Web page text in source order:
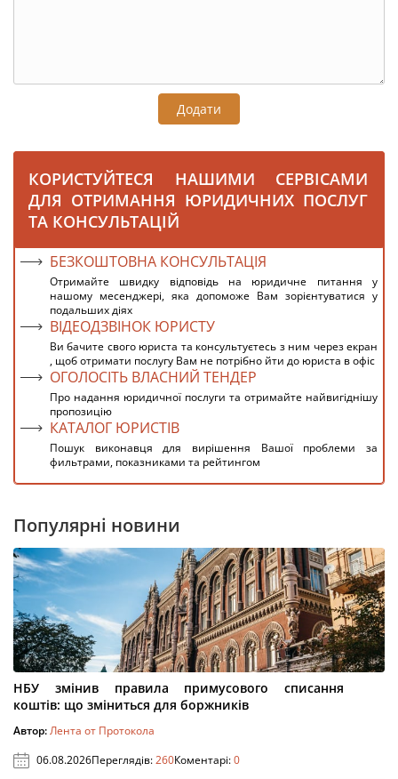
Додати
КОРИСТУЙТЕСЯ НАШИМИ СЕРВІСАМИ
ДЛЯ ОТРИМАННЯ ЮРИДИЧНИХ ПОСЛУГ
ТА КОНСУЛЬТАЦІЙ
БЕЗКОШТОВНА КОНСУЛЬТАЦІЯ
Отримайте швидку відповідь на юридичне питання у
нашому месенджері, яка допоможе Вам зорієнтуватися у
подальших діях
ВІДЕОДЗВІНОК ЮРИСТУ
Ви бачите свого юриста та консультуєтесь з ним через екран
, щоб отримати послугу Вам не потрібно йти до юриста в офіс
ОГОЛОСІТЬ ВЛАСНИЙ ТЕНДЕР
Про надання юридичної послуги та отримайте найвигіднішу
пропозицію
КАТАЛОГ ЮРИСТІВ
Пошук виконавця для вирішення Вашої проблеми за
фильтрами, показниками та рейтингом
Популярні новини
НБУ змінив правила примусового списання
коштів: що зміниться для боржників
Автор:Лента от Протокола
06.08.2026Переглядів:260Коментарі:0